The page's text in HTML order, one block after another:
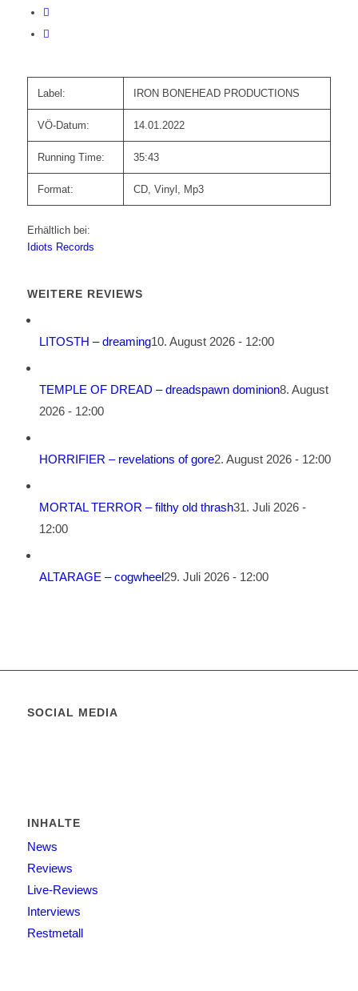
Label: IRON BONEHEAD PRODUCTIONS
VÖ-Datum: 14.01.2022
Running Time: 35:43
Format: CD, Vinyl, Mp3
Erhältlich bei:
Idiots Records
WEITERE REVIEWS
LITOSTH – dreaming10. August 2026 - 12:00
TEMPLE OF DREAD – dreadspawn dominion8. August
2026 - 12:00
HORRIFIER – revelations of gore2. August 2026 - 12:00
MORTAL TERROR – filthy old thrash31. Juli 2026 -
12:00
ALTARAGE – cogwheel29. Juli 2026 - 12:00
SOCIAL MEDIA
INHALTE
News
Reviews
Live-Reviews
Interviews
Restmetall